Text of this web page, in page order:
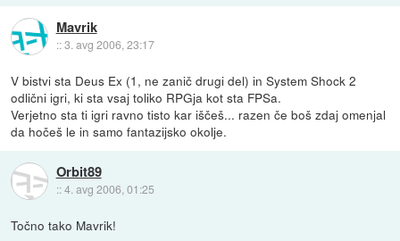
Mavrik
::3. avg 2006, 23:17
V bistvi sta Deus Ex (1, ne zanič drugi del) in System Shock 2
odlični igri, ki sta vsaj toliko RPGja kot sta FPSa.
Verjetno sta ti igri ravno tisto kar iščeš... razen če boš zdaj omenjal
da hočeš le in samo fantazijsko okolje.
Orbit89
::4. avg 2006, 01:25
Točno tako Mavrik!